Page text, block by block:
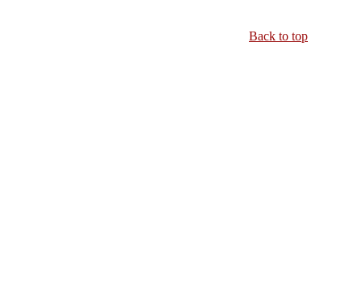
Back to top